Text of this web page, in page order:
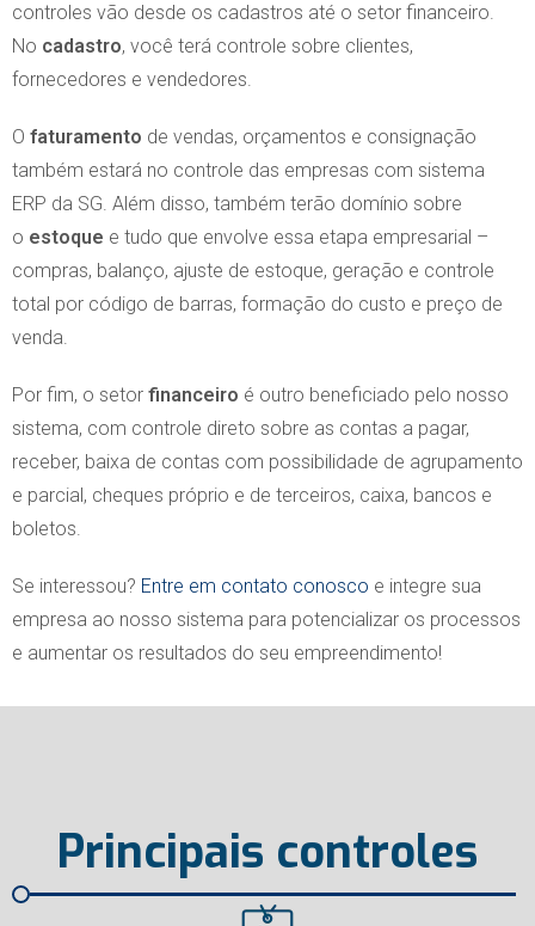
controles vão desde os cadastros até o setor financeiro.
No cadastro, você terá controle sobre clientes,
fornecedores e vendedores.
O faturamento de vendas, orçamentos e consignação
também estará no controle das empresas com sistema
ERP da SG. Além disso, também terão domínio sobre
o estoque e tudo que envolve essa etapa empresarial –
compras, balanço, ajuste de estoque, geração e controle
total por código de barras, formação do custo e preço de
venda.
Por fim, o setor financeiro é outro beneficiado pelo nosso
sistema, com controle direto sobre as contas a pagar,
receber, baixa de contas com possibilidade de agrupamento
e parcial, cheques próprio e de terceiros, caixa, bancos e
boletos.
Se interessou? Entre em contato conosco e integre sua
empresa ao nosso sistema para potencializar os processos
e aumentar os resultados do seu empreendimento!
Principais controles